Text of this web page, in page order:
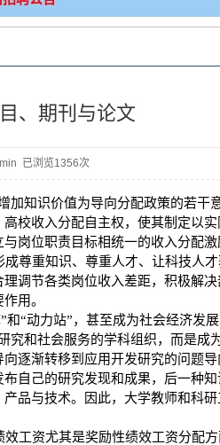
、期刊与论文
已浏览1356次
加知识价值为导向分配政策的若干
校收入分配自主权，使其制定以
岗位职责目标相统一的收入分配激
尊重知识、尊重人才、让科技人
调节各类岗位收入差距，积极解
用。
”和“动力站”，甚至成为社会经济发
究和社会服务的学科组织，而是成
逐渐转移到应用开发研究的问题
自己的研究发现和成果，后一种
品与技术。因此，大学教师和科
工资尤其是奖励性绩效工资分配